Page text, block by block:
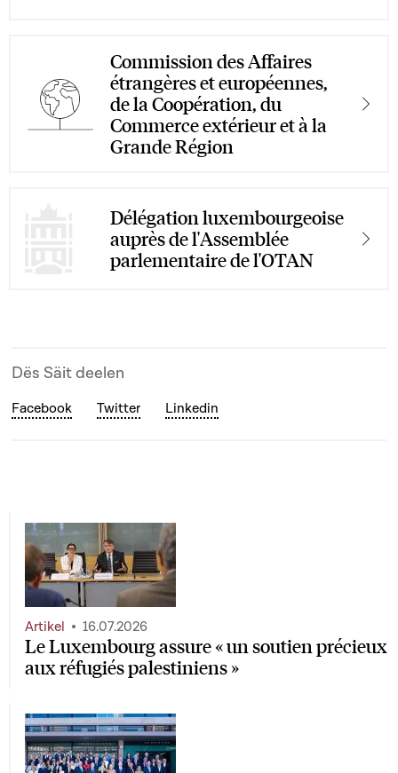
Commission des Affaires
étrangères et européennes,
de la Coopération, du
Commerce extérieur et à la
Grande Région
Délégation luxembourgeoise
auprès de l'Assemblée
parlementaire de l'OTAN
Dës Säit deelen
Facebook Twitter Linkedin
Le Luxembourg assure « un soutien précieux
aux réfugiés palestiniens »
Artikel 16.07.2026